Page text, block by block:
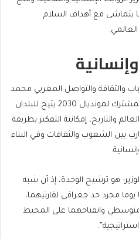
يتماشى مع أهداف السلام
والثقافة والتواصل المغربي محمد
المهدي بنسعيد إلى أن التنظيم المشترك لمونديال 2030 يتيح للبلدان
والتاريخ، إمكانية التفكير بطريقة
بين الشعوب والثقافات وفي البناء
هو ترشيح الوحدة، إذ أن شبه
يوما مجرد حد جغرافي لقارتيهما،
وانفتاحهما على المحيط